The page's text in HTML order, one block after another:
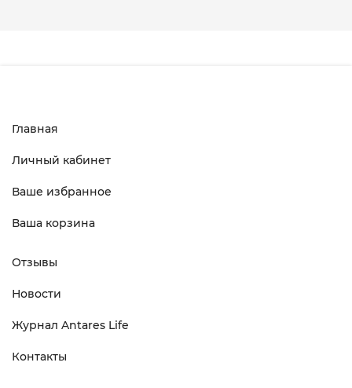
Главная
Личный кабинет
Ваше избранное
Ваша корзина
Отзывы
Новости
Журнал Antares Life
Контакты